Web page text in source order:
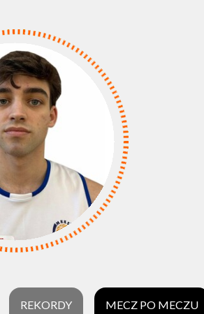
REKORDY MECZ PO MECZU